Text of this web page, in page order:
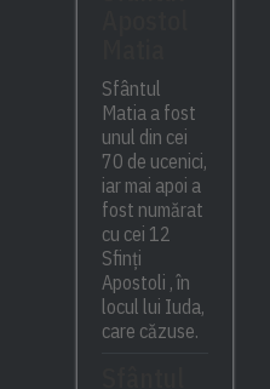
Sfântul
Matia a fost
unul din cei
70 de ucenici,
iar mai apoi a
fost numărat
cu cei 12
Sfinți
Apostoli , în
locul lui Iuda,
care căzuse.